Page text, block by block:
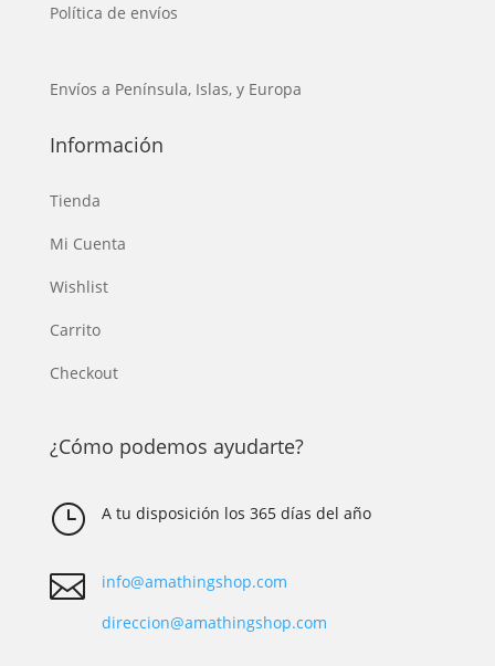
Política de envíos
Envíos a Península, Islas, y Europa
Información
Tienda
Mi Cuenta
Wishlist
Carrito
Checkout
¿Cómo podemos ayudarte?
} A tu disposición los 365 días del año

info@amathingshop.com
direccion@amathingshop.com